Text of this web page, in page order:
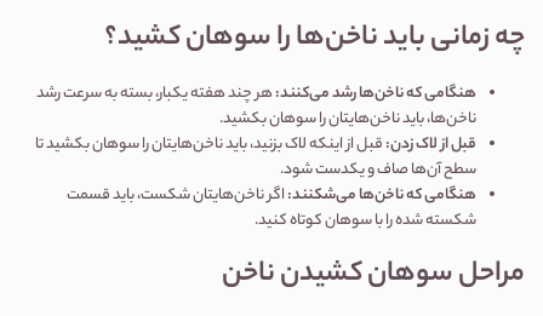
چه زمانی باید ناخن‌ها را سوهان کشید؟
هنگامی که ناخن‌ها رشد می‌کنند:هر چند هفته یکبار، بسته به سرعت رشد
ناخن‌ها، باید ناخن‌هایتان را سوهان بکشید.
قبل از لاک زدن:قبل از اینکه لاک بزنید، باید ناخن‌هایتان را سوهان بکشید تا
سطح آن‌ها صاف و یکدست شود.
هنگامی که ناخن‌ها می‌شکنند:اگر ناخن‌هایتان شکست، باید قسمت
شکسته شده را با سوهان کوتاه کنید.
مراحل سوهان کشیدن ناخن